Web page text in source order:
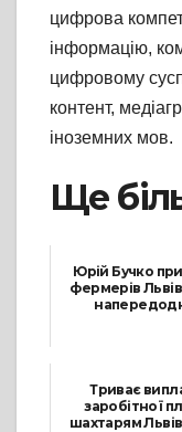
цифрова
інформацію,
цифровому
контент,
іноземних мов.
Ще
Юрій Бучко
фермерів
Триває
заробітної
шахтарям